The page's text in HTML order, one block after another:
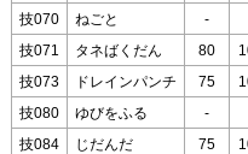
技070 ねごと -
技071 タネばくだん 80
技073 ドレインパンチ 75
技080 ゆびをふる -
技084 じだんだ 75